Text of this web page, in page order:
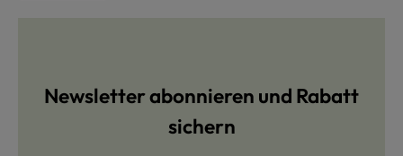
Newsletter abonnieren und Rabatt
sichern